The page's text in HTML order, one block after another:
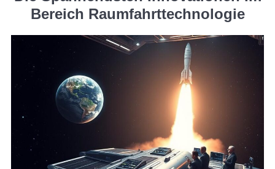
Bereich Raumfahrttechnologie